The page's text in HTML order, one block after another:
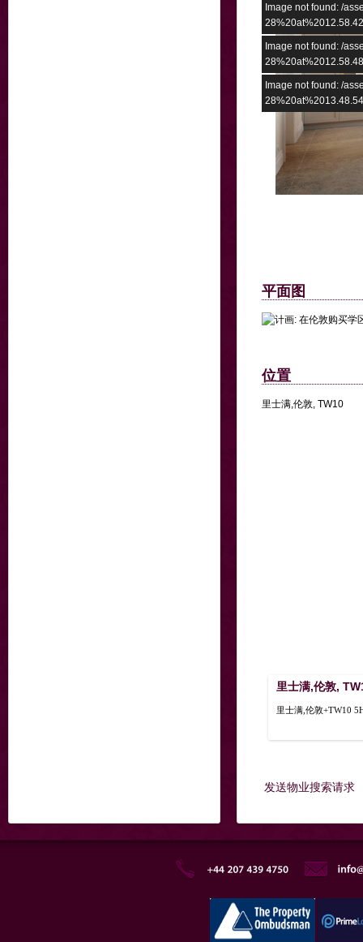
Image not found: /
Image not found: /
Image not found: /
平面图
位置
里士满,伦敦, TW10
里士满,伦敦,
里士满,伦敦+TW10
发送物业搜索请求